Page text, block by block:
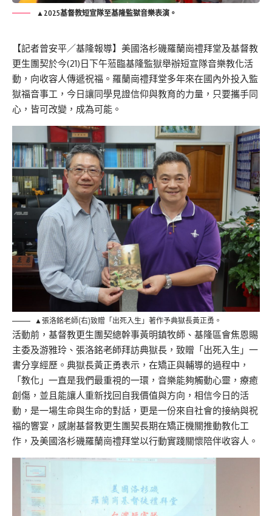
▲2025基督教短宣隊至基隆監獄音樂表演。
【記者曾安平／基隆報導】美國洛杉磯羅蘭崗禮拜堂及基督教
更生團契於今(21)日下午蒞臨基隆監獄舉辦短宣隊音樂教化活
動，向收容人傳遞祝福。羅蘭崗禮拜堂多年來在國內外投入監
獄福音事工，今日讓同學見證信仰與教育的力量，只要攜手同
心，皆可改變，成為可能。
▲張洛銘老師(右)致贈「出死入生」著作予典獄長黃正勇。
活動前，基督教更生團契總幹事黃明鎮牧師、基隆區會焦恩賜
主委及游雅玲、張洛銘老師拜訪典獄長，致贈「出死入生」一
書分享經歷。典獄長黃正勇表示，在矯正與輔導的過程中，
「教化」一直是我們最重視的一環，音樂能夠觸動心靈，療癒
創傷，並且能讓人重新找回自我價值與方向，相信今日的活
動，是一場生命與生命的對話，更是一份來自社會的接納與祝
福的響宴，感謝基督教更生團契長期在矯正機關推動教化工
作，及美國洛杉磯羅蘭崗禮拜堂以行動實踐關懷陪伴收容人。